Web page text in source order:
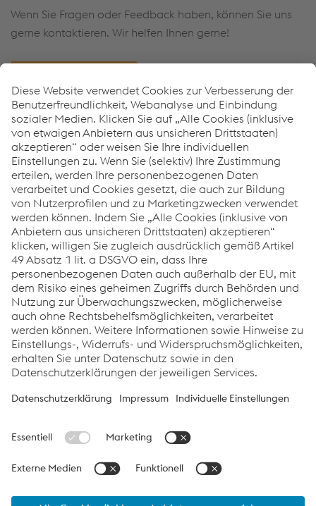
Wenn Sie Fragen oder Feedback haben, können Sie uns
gerne kontaktieren. Wir helfen Ihnen gerne!
UTP - Under the Surface
Welding Consumables
Downloads
Datenblatt - UTP Robotic 352PDF | 464 KB
Datenblatt - UTP Robotic 600PDF | 464 KB
Datenblatt - UTP Robotic 6011PDF | 464 KB
Broschüre - UTP Robotic nahtlose Fülldrähte für
AuftragsschweißungenPDF | 780 KB
Links
Support & Service
Karriere
Allgemeine Geschäftsbedingungen
Verhaltenskodex
Datenschutz
Cookie-Einstellungen
Sprache